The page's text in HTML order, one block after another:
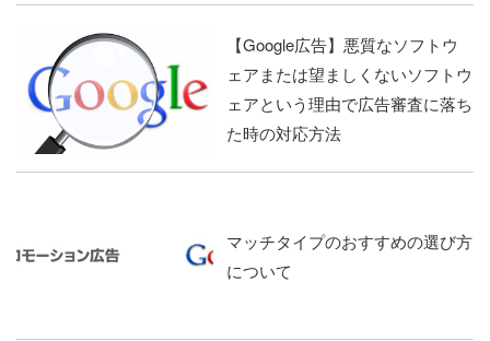
【Google広告】悪質なソフトウ
ェアまたは望ましくないソフトウ
ェアという理由で広告審査に落ち
た時の対応方法
マッチタイプのおすすめの選び方
について